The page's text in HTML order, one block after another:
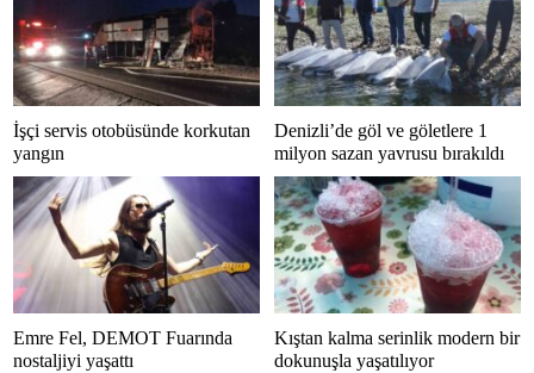
İşçi servis otobüsünde korkutan
yangın
Denizli’de göl ve göletlere 1
milyon sazan yavrusu bırakıldı
Emre Fel, DEMOT Fuarında
nostaljiyi yaşattı
Kıştan kalma serinlik modern bir
dokunuşla yaşatılıyor